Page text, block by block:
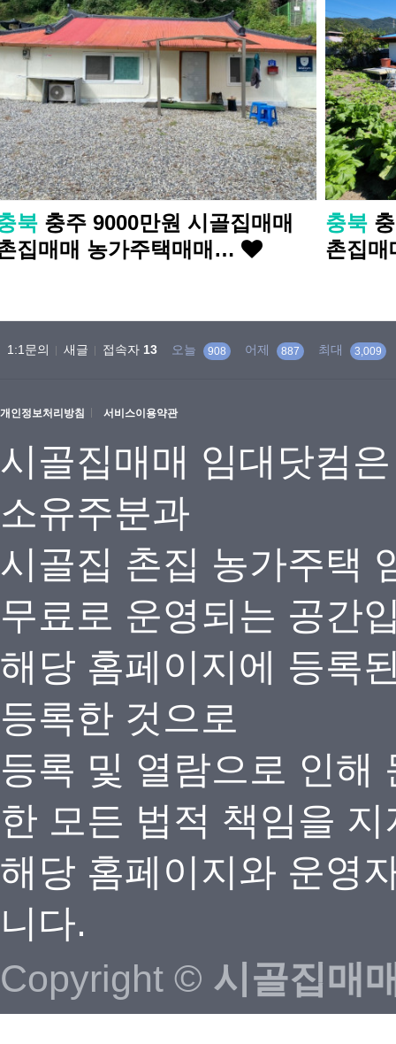
북 충주 9000만원 시골집매매
집매매 농가주택매매…
충북
촌집
1:1문의 새글 접속자 13 오늘 908 어제 887 최대 3,009
개인정보처리방침 서비스이용약관
시골집매매 임대닷컴
소유주분과
시골집 촌집 농가주택
무료로 운영되는 공간
해당 홈페이지에 등록
등록한 것으로
등록 및 열람으로 인해
한 모든 법적 책임을
해당 홈페이지와 운영
니다.
Copyright © 시골집매